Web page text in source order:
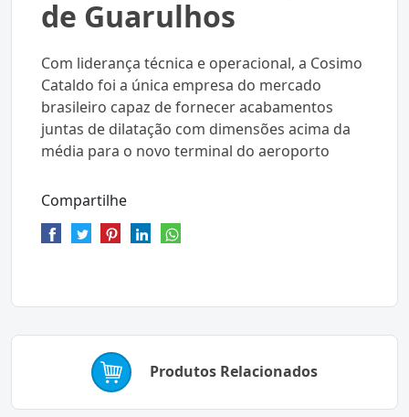
de Guarulhos
Com liderança técnica e operacional, a Cosimo
Cataldo foi a única empresa do mercado
brasileiro capaz de fornecer acabamentos
juntas de dilatação com dimensões acima da
média para o novo terminal do aeroporto
Compartilhe
Produtos Relacionados